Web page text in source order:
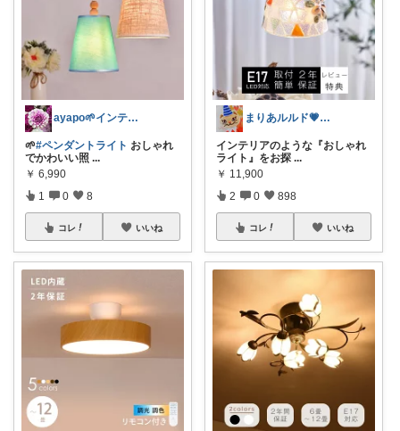
ayapo🌱インテリア&雑貨
🌱#ペンダントライト おしゃれ
でかわいい照 ...
￥ 6,990
1 0 8
コレ いいね
まりあルルド💗ご購入感謝です💗
インテリアのような『おしゃれ
ライト』をお探 ...
￥ 11,900
2 0 898
コレ いいね